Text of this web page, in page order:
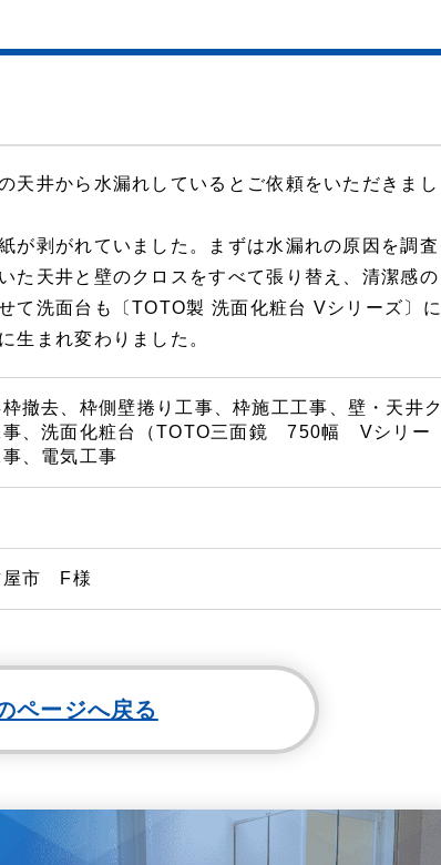
天井から水漏れしているとご依頼をいただきまし
が剥がれていました。まずは水漏れの原因を調査
た天井と壁のクロスをすべて張り替え、清潔感の
て洗面台も〔TOTO製 洗面化粧台 Vシリーズ〕に
生まれ変わりました。
撤去、枠側壁捲り工事、枠施工工事、壁・天井ク
事、洗面化粧台（TOTO三面鏡 750幅 Vシリー
、電気工事
屋市 F様
ページへ戻る